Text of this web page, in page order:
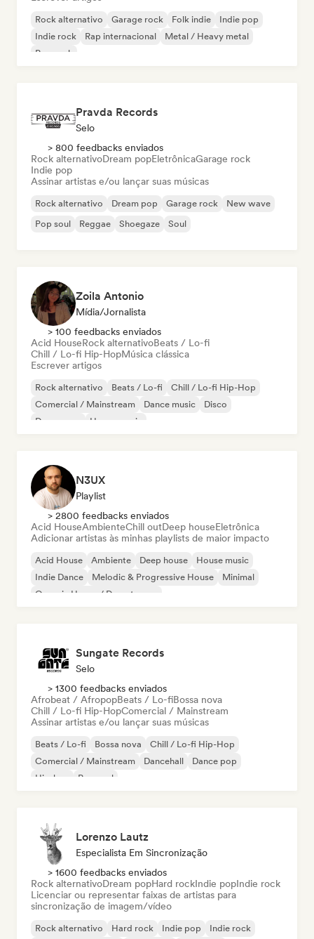
Rock alternativo Garage rock Folk indie
Indie pop
Indie rock
Rap internacional
Metal / Heavy metal
Pop rock
Pravda Records
Selo
> 800 feedbacks enviados
Rock alternativoDream popEletrônicaGarage rock
Indie pop
Assinar artistas e/ou lançar suas músicas
Rock alternativo Dream pop Garage rock
New wave
Pop soul
Reggae Shoegaze Soul
Zoila Antonio
Mídia/Jornalista
> 100 feedbacks enviados
Acid HouseRock alternativoBeats / Lo-fi
Chill / Lo-fi Hip-HopMúsica clássica
Escrever artigos
Rock alternativo Beats / Lo-fi
Chill / Lo-fi Hip-Hop
Comercial / Mainstream
Dance music
Disco
Dream pop
House music
N3UX
Playlist
> 2800 feedbacks enviados
Acid HouseAmbienteChill outDeep houseEletrônica
Adicionar artistas às minhas playlists de maior impacto
Acid House Ambiente Deep house
House music
Indie Dance
Melodic & Progressive House
Minimal
Organic House / Downtempo
Sungate Records
Selo
> 1300 feedbacks enviados
Afrobeat / AfropopBeats / Lo-fiBossa nova
Chill / Lo-fi Hip-HopComercial / Mainstream
Assinar artistas e/ou lançar suas músicas
Beats / Lo-fi Bossa nova
Chill / Lo-fi Hip-Hop
Comercial / Mainstream
Dancehall
Dance pop
Hip-hop
Pop soul
Lorenzo Lautz
Especialista Em Sincronização
> 1600 feedbacks enviados
Rock alternativoDream popHard rockIndie popIndie rock
Licenciar ou representar faixas de artistas para
sincronização de imagem/vídeo
Rock alternativo Hard rock Indie pop
Indie rock